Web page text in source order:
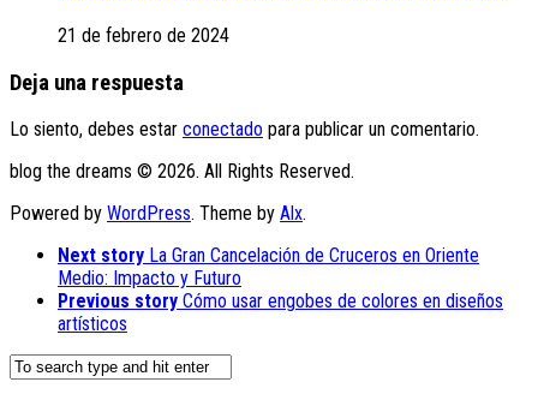
21 de febrero de 2024
Deja una respuesta
Lo siento, debes estar conectado para publicar un comentario.
blog the dreams © 2026. All Rights Reserved.
Powered by WordPress. Theme by Alx.
Next story La Gran Cancelación de Cruceros en Oriente
Medio: Impacto y Futuro
Previous story Cómo usar engobes de colores en diseños
artísticos